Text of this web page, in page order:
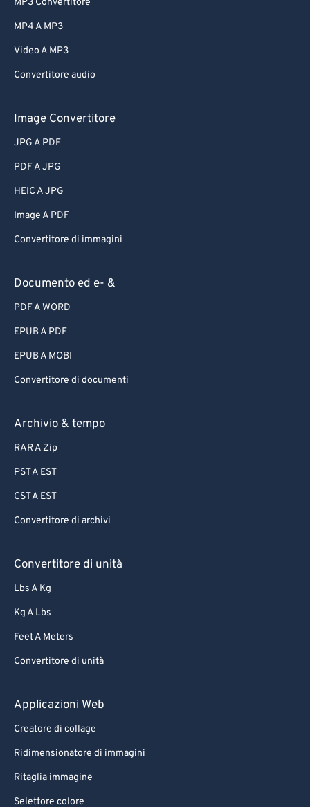
MP3 Convertitore
MP4 A MP3
Video A MP3
Convertitore audio
Image Convertitore
JPG A PDF
PDF A JPG
HEIC A JPG
Image A PDF
Convertitore di immagini
Documento ed e- &
PDF A WORD
EPUB A PDF
EPUB A MOBI
Convertitore di documenti
Archivio & tempo
RAR A Zip
PST A EST
CST A EST
Convertitore di archivi
Convertitore di unità
Lbs A Kg
Kg A Lbs
Feet A Meters
Convertitore di unità
Applicazioni Web
Creatore di collage
Ridimensionatore di immagini
Ritaglia immagine
Selettore colore